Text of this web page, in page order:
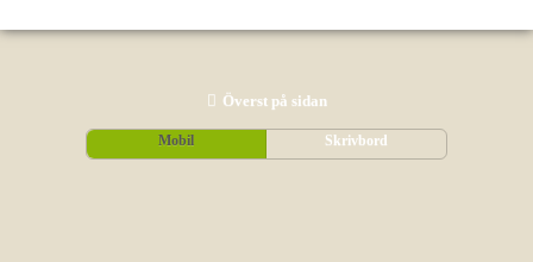
Överst på sidan
Mobil Skrivbord